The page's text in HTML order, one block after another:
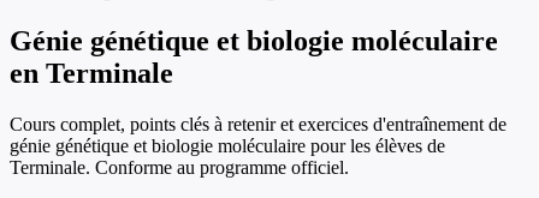
Génie génétique et biologie moléculaire
en Terminale
Cours complet, points clés à retenir et exercices d'entraînement de
génie génétique et biologie moléculaire pour les élèves de
Terminale. Conforme au programme officiel.